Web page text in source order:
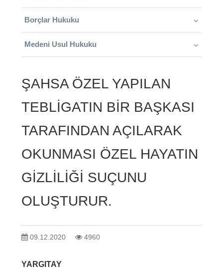
Borçlar Hukuku
Medeni Usul Hukuku
ŞAHSA ÖZEL YAPILAN
TEBLİGATIN BİR BAŞKASI
TARAFINDAN AÇILARAK
OKUNMASI ÖZEL HAYATIN
GİZLİLİĞİ SUÇUNU
OLUŞTURUR.
09.12.2020 4960
YARGITAY